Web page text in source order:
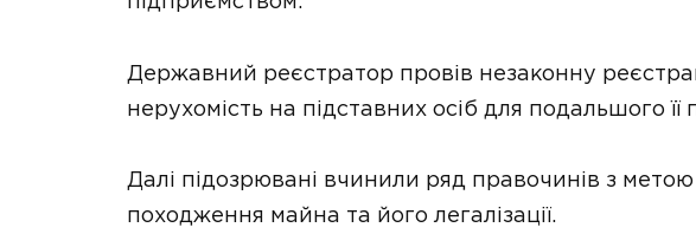
Державний реєстратор провів незаконну
нерухомість на підставних осіб для подальшого
Далі підозрювані вчинили ряд правочинів з
походження майна та його легалізації.